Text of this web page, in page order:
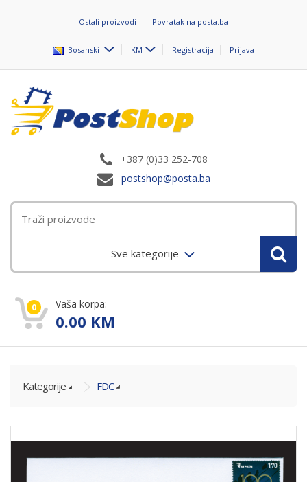
Ostali proizvodi Povratak na posta.ba
Bosanski KM Registracija Prijava
+387 (0)33 252-708
postshop@posta.ba
Sve kategorije
0 Vaša korpa:
0.00 KM
Kategorije FDC